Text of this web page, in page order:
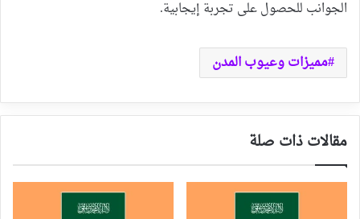
الجوانب للحصول على تجربة إيجابية.
مميزات وعيوب المدن
مقالات ذات صلة